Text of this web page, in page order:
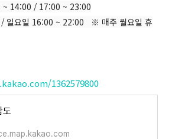
~ 14:00 / 17:00 ~ 23:00
일요일 16:00 ~ 22:00 ※ 매주 월요일 휴
1362579800
도